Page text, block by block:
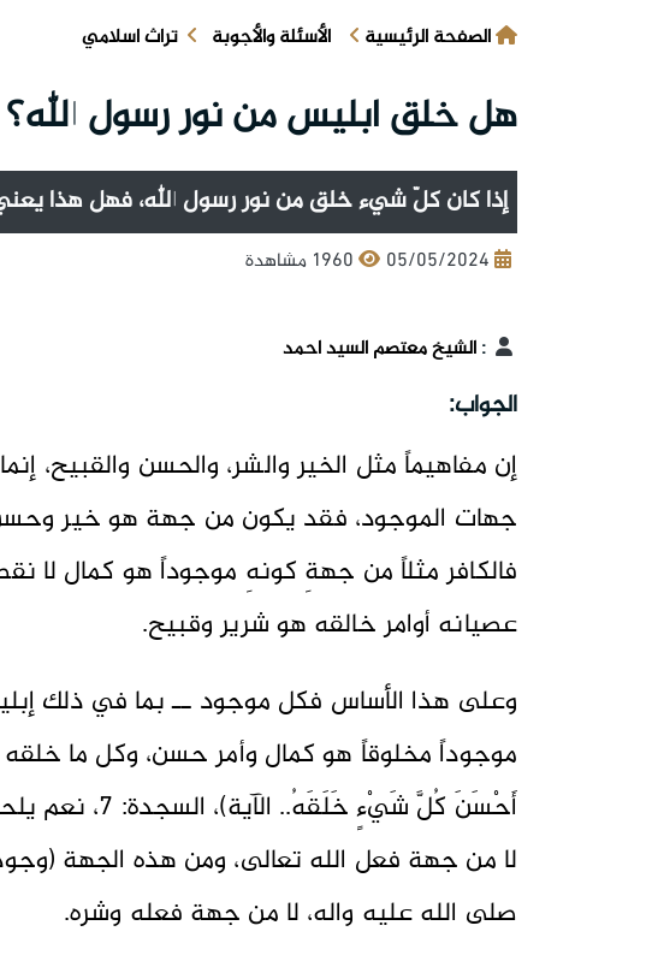
الصفحة الرئيسية الأسئلة والأجوبة تراث اسلامي
هل خلق ابليس من نور رسول الله؟
إذا كان كلّ شيء خلق من نور رسول الله، فهل هذا
05/05/2024 1960 مشاهدة
:الشيخ معتصم السيد احمد
الجواب:
إن مفاهيماً مثل الخير والشر، والحسن والقبيح،
جهات الموجود، فقد يكون من جهة هو خير
فالكافر مثلاً من جهةِ كونهِ موجوداً هو كمال لا
عصيانه أوامر خالقه هو شرير وقبيح.
وعلى هذا الأساس فكل موجود ــ بما في ذلك
موجوداً مخلوقاً هو كمال وأمر حسن، وكل ما
أَحْسَنَ كُلَّ شَيْءٍ
لا من جهة فعل الله تعالى، ومن هذه الجهة
صلى الله عليه واله، لا من جهة فعله وشره.